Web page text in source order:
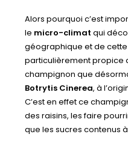
Alors pourquoi c’est
le micro-climat qui
géographique et de
particulièrement propice
champignon que
Botrytis Cinerea, à
C’est en effet ce
des raisins, les faire
que les sucres contenus